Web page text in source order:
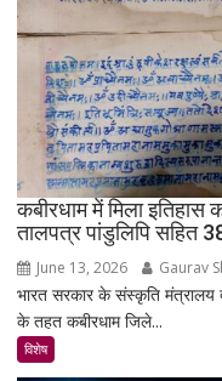
कबीरधाम में मिला इतिहास
तालपत्र पांडुलिपि सहित
June 13, 2026 Gaurav
भारत सरकार के संस्कृति मंत्रालय
के तहत कबीरधाम जिले...
विशेष